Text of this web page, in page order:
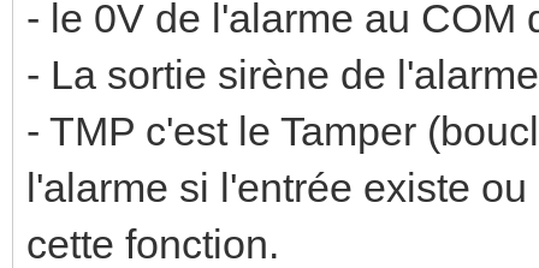
- le 0V de l'alarme au COM
- La sortie sirène de
- TMP c'est le Tamper
l'alarme si l'entrée existe
cette fonction.